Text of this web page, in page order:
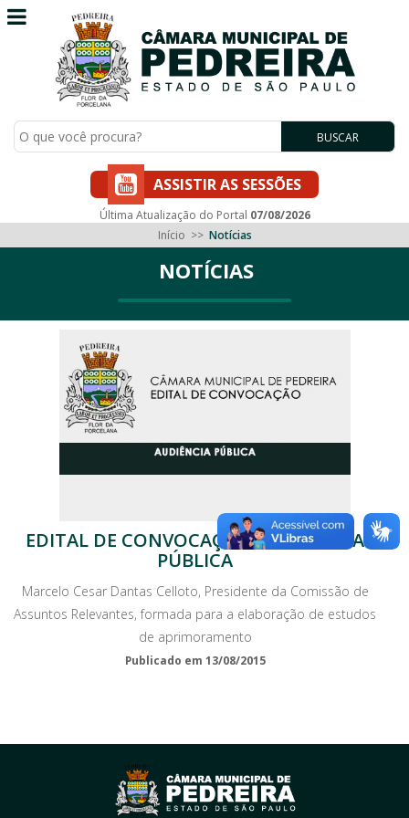
BUSCAR
ASSISTIR AS SESSÕES
Última Atualização do Portal 07/08/2026
Início >> Notícias
NOTÍCIAS
EDITAL DE CONVOCAÇÃO - AUDIÊNCIA
PÚBLICA
Marcelo Cesar Dantas Celloto, Presidente da Comissão de
Assuntos Relevantes, formada para a elaboração de estudos
de aprimoramento
Publicado em 13/08/2015